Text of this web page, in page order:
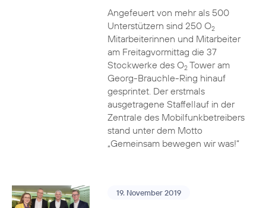
Angefeuert von mehr als 500
Unterstützern sind 250 O2
Mitarbeiterinnen und Mitarbeiter
am Freitagvormittag die 37
Stockwerke des O2Tower am
Georg-Brauchle-Ring hinauf
gesprintet. Der erstmals
ausgetragene Staffellauf in der
Zentrale des Mobilfunkbetreibers
stand unter dem Motto
„Gemeinsam bewegen wir was!“
19. November 2019